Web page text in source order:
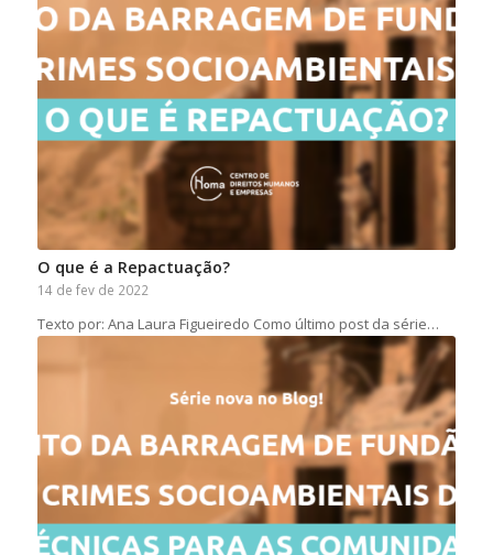
O que é a Repactuação?
14 de fev de 2022
Texto por: Ana Laura Figueiredo Como último post da série…